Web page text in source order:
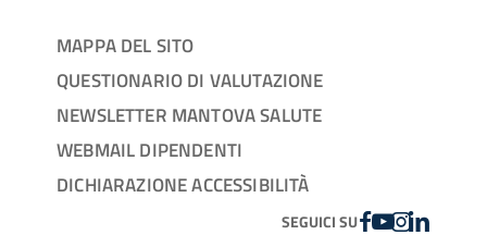
MAPPA DEL SITO
QUESTIONARIO DI VALUTAZIONE
NEWSLETTER MANTOVA SALUTE
WEBMAIL DIPENDENTI
DICHIARAZIONE ACCESSIBILITÀ
SEGUICI SUFACEBOOK
YOUTUBE
INSTAGRAM
LINKEDIN